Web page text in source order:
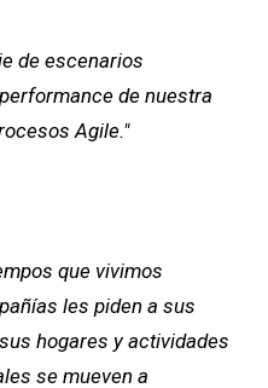
de escenarios
de nuestra
Agile."
que vivimos
les piden a sus
hogares y actividades
se mueven a